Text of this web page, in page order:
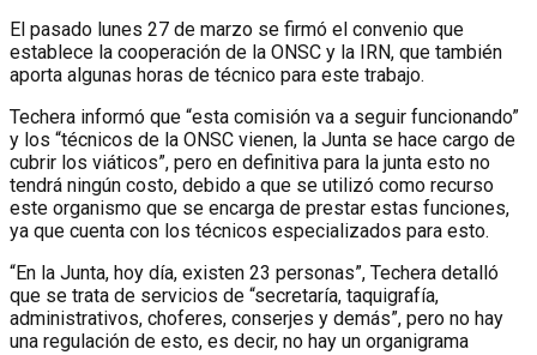
El pasado lunes 27 de marzo se firmó el convenio que
establece la cooperación de la ONSC y la IRN, que también
aporta algunas horas de técnico para este trabajo.
Techera informó que “esta comisión va a seguir funcionando”
y los “técnicos de la ONSC vienen, la Junta se hace cargo de
cubrir los viáticos”, pero en definitiva para la junta esto no
tendrá ningún costo, debido a que se utilizó como recurso
este organismo que se encarga de prestar estas funciones,
ya que cuenta con los técnicos especializados para esto.
“En la Junta, hoy día, existen 23 personas”, Techera detalló
que se trata de servicios de “secretaría, taquigrafía,
administrativos, choferes, conserjes y demás”, pero no hay
una regulación de esto, es decir, no hay un organigrama